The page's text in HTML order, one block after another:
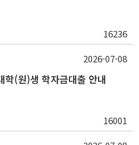
16236
학(원)생 학자금대출 안내
16001
2026-07-08